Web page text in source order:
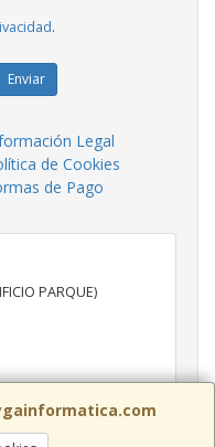
.
Enviar
Legal
de Cookies
de Pago
PARQUE)